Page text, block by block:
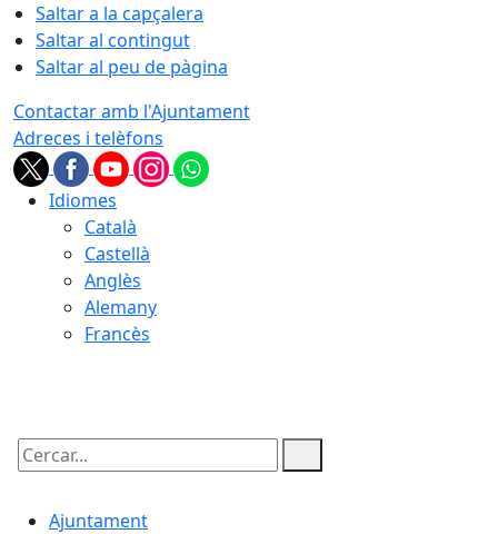
Saltar a la capçalera
Saltar al contingut
Saltar al peu de pàgina
Contactar amb l'Ajuntament
Adreces i telèfons
Idiomes
Català
Castellà
Anglès
Alemany
Francès
Cercar:
Ajuntament